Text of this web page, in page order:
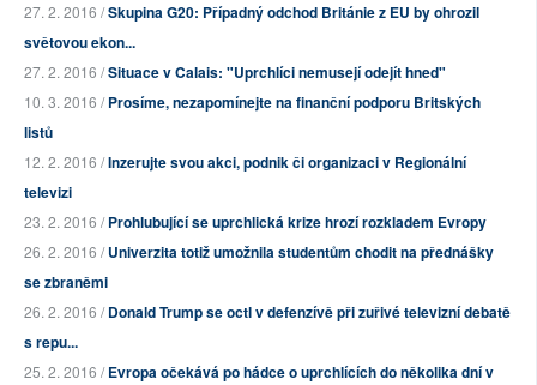
27. 2. 2016 /Skupina G20: Případný odchod Británie z EU by ohrozil
světovou ekon...
27. 2. 2016 /Situace v Calais: "Uprchlíci nemusejí odejít hned"
10. 3. 2016 /Prosíme, nezapomínejte na finanční podporu Britských
listů
12. 2. 2016 /Inzerujte svou akci, podnik či organizaci v Regionální
televizi
23. 2. 2016 /Prohlubující se uprchlická krize hrozí rozkladem Evropy
26. 2. 2016 /Univerzita totiž umožnila studentům chodit na přednášky
se zbraněmi
26. 2. 2016 /Donald Trump se octl v defenzívě při zuřivé televizní debatě
s repu...
25. 2. 2016 /Evropa očekává po hádce o uprchlících do několika dní v